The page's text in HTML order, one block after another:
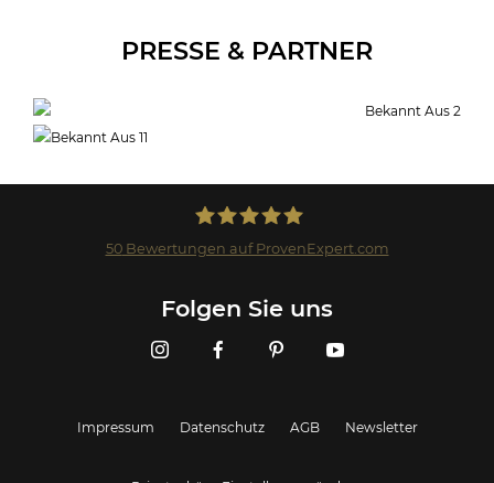
PRESSE & PARTNER
50Bewertungen auf ProvenExpert.com
Folgen Sie uns
Impressum Datenschutz AGB Newsletter